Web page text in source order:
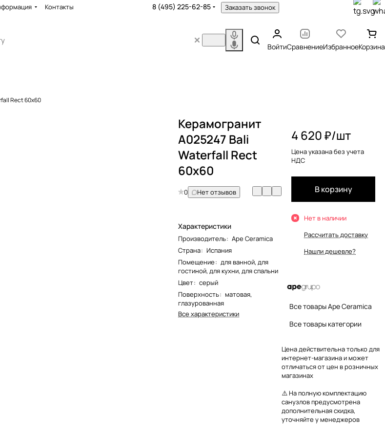
Контакты 8 (495) 225-62-85 Заказать звонок
ВойтиСравнениеИзбранноеКорзина
Rect 60x60
Керамогранит
A025247 Bali
Waterfall Rect
60x60
0 Нет отзывов
Характеристики
Производитель: Ape Ceramica
Страна: Испания
Помещение: для ванной, для
гостиной, для кухни, для спальни
Цвет: серый
Поверхность: матовая,
глазурованная
Все характеристики
4 620 ₽/шт
Цена указана без учета
НДС
В корзину
Нет в наличии
Рассчитать доставку
Нашли дешевле?
Все товары Ape Ceramica
Все товары категории
Цена действительна только для
интернет-магазина и может
отличаться от цен в розничных
магазинах
⚠️ На полную комплектацию
санузлов предусмотрена
дополнительная скидка,
уточняйте у менеджеров